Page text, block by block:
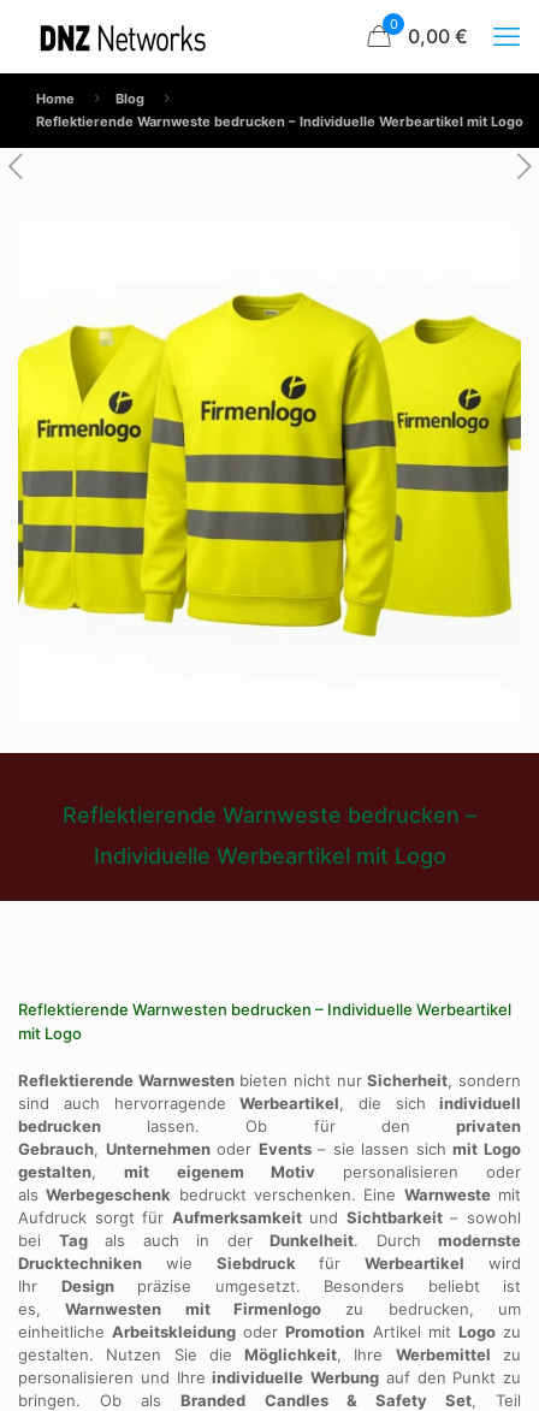
0 0,00 €
Home
Blog
Reflektierende Warnweste bedrucken – Individuelle Werbeartikel mit Logo
Reflektierende Warnweste bedrucken –
Individuelle Werbeartikel mit Logo
Reflektierende Warnwesten bedrucken – Individuelle Werbeartikel
mit Logo
Reflektierende Warnwestenbieten nicht nurSicherheit, sondern
sind auch hervorragende Werbeartikel, die sich individuell
bedrucken lassen. Ob für den privaten
Gebrauch, Unternehmenoder Events– sie lassen sichmit Logo
gestalten,mit eigenem Motiv personalisieren oder
alsWerbegeschenk bedruckt verschenken. Eine Warnwestemit
Aufdruck sorgt für Aufmerksamkeitund Sichtbarkeit– sowohl
bei Tagals auch in der Dunkelheit. Durch modernste
Drucktechniken wie Siebdruck fürWerbeartikel wird
Ihr Designpräzise umgesetzt. Besonders beliebt ist
es,Warnwesten mit Firmenlogo zu bedrucken, um
einheitlicheArbeitskleidung oderPromotion Artikel mit Logozu
gestalten. Nutzen Sie dieMöglichkeit, Ihre Werbemittel zu
personalisieren und Ihreindividuelle Werbung auf den Punkt zu
bringen. Ob alsBranded Candles & Safety Set, Teil